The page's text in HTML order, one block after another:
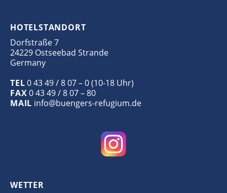
HOTELSTANDORT
Dorfstraße 7
24229 Ostseebad Strande
Germany
TEL0 43 49 / 8 07 – 0 (10-18 Uhr)
FAX0 43 49 / 8 07 – 80
MAIL info@buengers-refugium.de
WETTER